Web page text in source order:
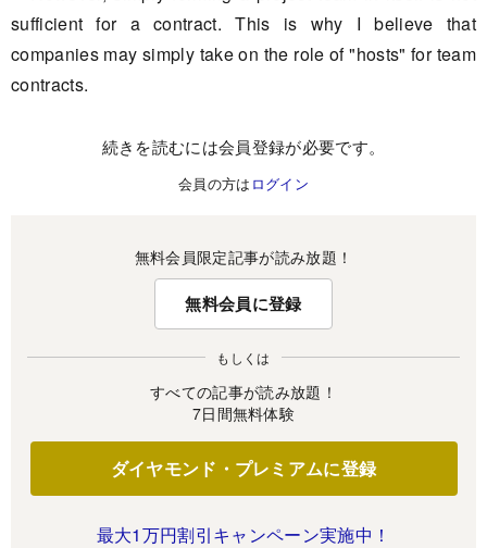
sufficient for a contract. This is why I believe that
companies may simply take on the role of "hosts" for team
contracts.
続きを読むには会員登録が必要です。
会員の方は ログイン
無料会員限定記事が読み放題！
無料会員に登録
もしくは
すべての記事が読み放題！
7日間無料体験
ダイヤモンド・プレミアムに登録
最大1万円割引キャンペーン実施中！